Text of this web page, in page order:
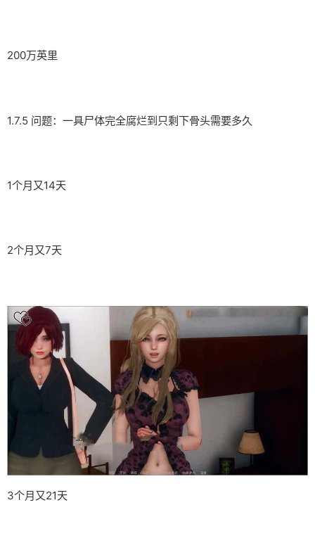
200万英里
1.7.5 问题：一具尸体完全腐烂到只剩下骨头需要多久
1个月又14天
2个月又7天
3个月又21天